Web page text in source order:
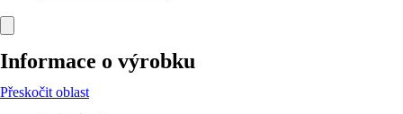
Informace o výrobku
Přeskočit oblast